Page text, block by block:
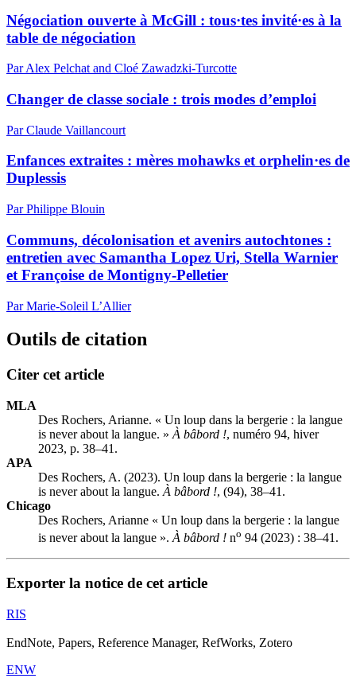
Négociation ouverte à McGill : tous·tes invité·es à la
table de négociation
Par Alex Pelchat and Cloé Zawadzki-Turcotte
Changer de classe sociale : trois modes d’emploi
Par Claude Vaillancourt
Enfances extraites : mères mohawks et orphelin·es de
Duplessis
Par Philippe Blouin
Communs, décolonisation et avenirs autochtones :
entretien avec Samantha Lopez Uri, Stella Warnier
et Françoise de Montigny-Pelletier
Par Marie-Soleil L’Allier
Outils de citation
Citer cet article
MLA
Des Rochers, Arianne. « Un loup dans la bergerie : la langue
is never about la langue. » À bâbord !, numéro 94, hiver
2023, p. 38–41.
APA
Des Rochers, A. (2023). Un loup dans la bergerie : la langue
is never about la langue. À bâbord !, (94), 38–41.
Chicago
Des Rochers, Arianne « Un loup dans la bergerie : la langue
is never about la langue ».À bâbord ! no 94 (2023) : 38–41.
Exporter la notice de cet article
RIS
EndNote, Papers, Reference Manager, RefWorks, Zotero
ENW